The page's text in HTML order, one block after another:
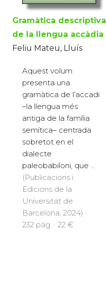
Gramàtica descriptiva
de la llengua accàdia
Feliu Mateu, Lluís
Aquest volum
presenta una
gramàtica de l’accadi
–la llengua més
antiga de la família
semítica– centrada
sobretot en el
dialecte
paleobabiloni, que ...
(Publicacions i
Edicions de la
Universitat de
Barcelona, 2024) ·
232 pàg. · 22 €